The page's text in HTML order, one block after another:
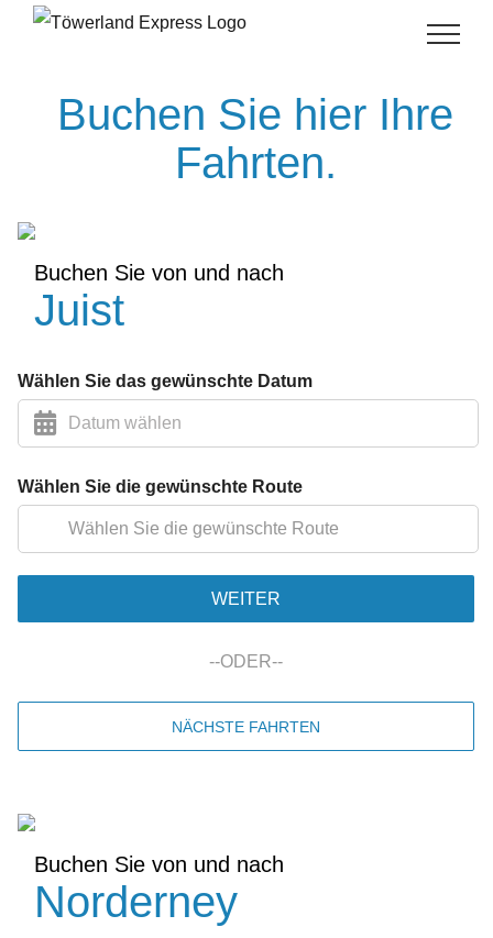
Buchen Sie hier Ihre
Fahrten.
Buchen Sie von und nach
Juist
Wählen Sie das gewünschte Datum
Wählen Sie die gewünschte Route
WEITER
--ODER--
NÄCHSTE FAHRTEN
Buchen Sie von und nach
Norderney